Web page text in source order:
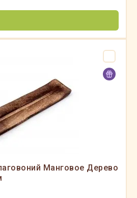
Манговое Дерево